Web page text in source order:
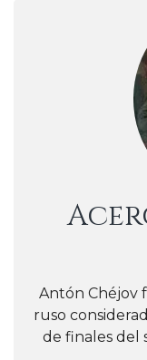
Antón Chéjov
ruso
de finales del